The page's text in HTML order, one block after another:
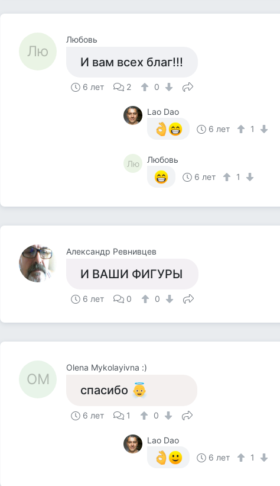
Лю
Любовь
И вам всех благ!!!
6 лет 2 0
Lao Dao
6 лет
1
Лю
Любовь
6 лет
1
Александр Ревнивцев
И ВАШИ ФИГУРЫ
6 лет 0 0
OM
Olena Mykolayivna :)
спасибо
6 лет 1 0
Lao Dao
6 лет
1